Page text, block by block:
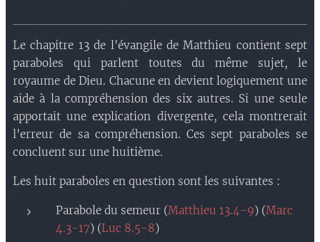
Le chapitre 13 de l'évangile de Matthieu contient sept
paraboles qui parlent toutes du même sujet, le
royaume de Dieu. Chacune en devient logiquement une
aide à la compréhension des six autres. Si une seule
apportait une explication divergente, cela montrerait
l'erreur de sa compréhension. Ces sept paraboles se
concluent sur une huitième.
Les huit paraboles en question sont les suivantes :
Parabole du semeur (Matthieu 13.4-9) (Marc
4.3-17) (Luc 8.5-8)